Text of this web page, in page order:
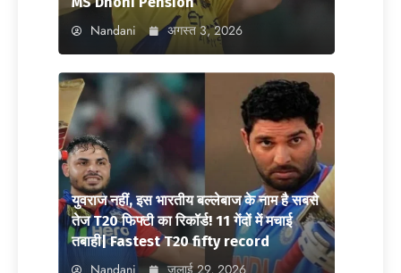
Nandani अगस्त 3, 2026
युवराज नहीं, इस भारतीय बल्लेबाज के नाम है सबसे
तेज T20 फिफ्टी का रिकॉर्ड! 11 गेंदों में मचाई
तबाही| Fastest T20 fifty record
Nandani जुलाई 29, 2026